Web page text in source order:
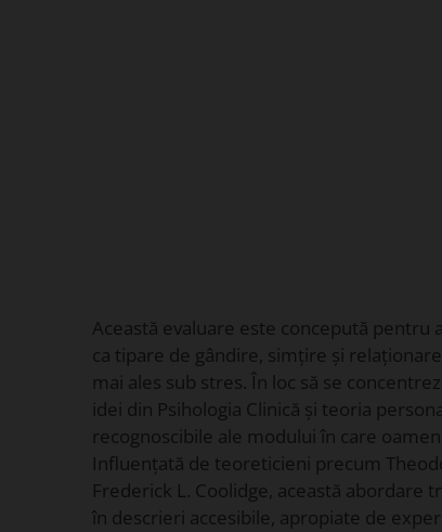
Această evaluare este concepută pentru
ca tipare de gândire, simțire și
mai ales sub stres. În loc să se
idei din Psihologia Clinică și teoria
recognoscibile ale modului în care
Influențată de teoreticieni precum
Frederick L. Coolidge, această abordare
în descrieri accesibile, apropiate de